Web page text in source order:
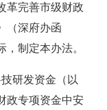
革完善市级财政
（深府办函
，制定本办法。
研发资金（以
政专项资金中安